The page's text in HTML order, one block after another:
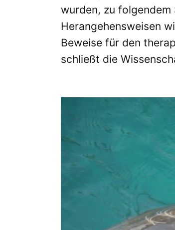
wurden, zu
Herangehensweisen
Beweise für den
schließt die